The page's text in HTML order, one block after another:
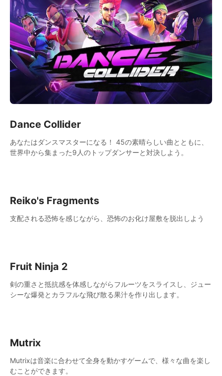
Dance Collider
あなたはダンスマスターになる！ 45の素晴らしい曲とともに、
世界中から集まった9人のトップダンサーと対決しよう。
Reiko's Fragments
支配される恐怖を感じながら、恐怖のお化け屋敷を脱出しよう
Fruit Ninja 2
剣の重さと抵抗感を体感しながらフルーツをスライスし、ジュー
シーな爆発とカラフルな飛び散る果汁を作り出します。
Mutrix
Mutrixは音楽に合わせて全身を動かすゲームで、様々な曲を楽し
むことができます。